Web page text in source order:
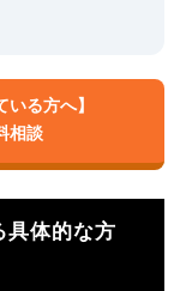
いる方へ】
相談
具体的な方